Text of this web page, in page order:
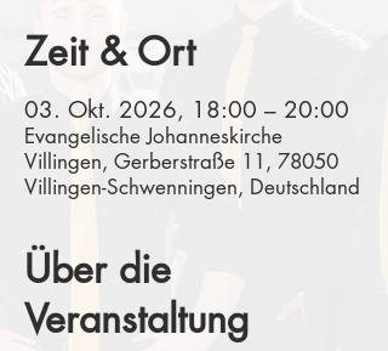
Zeit & Ort
03. Okt. 2026, 18:00 – 20:00
Evangelische Johanneskirche
Villingen, Gerberstraße 11, 78050
Villingen-Schwenningen, Deutschland
Über die
Veranstaltung